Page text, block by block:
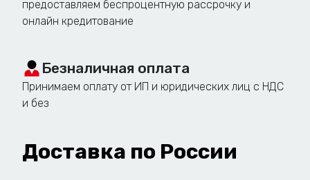
заказчика.
результата.
Проведение необходимых расчетов и
устойчивости конструкции.
предоставляем беспроцентную рассрочку и
онлайн кредитование
Безналичная оплата
Принимаем оплату от ИП и юридических лиц с НДС
и без
Доставка по России